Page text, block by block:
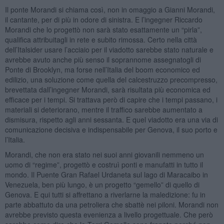
Il ponte Morandi si chiama così, non in omaggio a Gianni Morandi,
il cantante, per di più in odore di sinistra. E l’ingegner Riccardo
Morandi che lo progettò non sarà stato esattamente un “pirla”,
qualifica attribuitagli in rete e subito rimossa. Certo nella città
dell’Italsider usare l’acciaio per il viadotto sarebbe stato naturale e
avrebbe avuto anche più senso il soprannome assegnatogli di
Ponte di Brooklyn, ma forse nell’Italia del boom economico ed
edilizio, una soluzione come quella del calcestruzzo precompresso,
brevettata dall’ingegner Morandi, sarà risultata più economica ed
efficace per i tempi. Si trattava però di capire che i tempi passano, i
materiali si deteriorano, mentre il traffico sarebbe aumentato a
dismisura, rispetto agli anni sessanta. E quel viadotto era una via di
comunicazione decisiva e indispensabile per Genova, il suo porto e
l’Italia.
Morandi, che non era stato nei suoi anni giovanili nemmeno un
uomo di “regime”, progettò e costruì ponti e manufatti in tutto il
mondo. Il Puente Gran Rafael Urdaneta sul lago di Maracaibo in
Venezuela, ben più lungo, è un progetto “gemello” di quello di
Genova. E qui tutti si affrettano a riverlarne la maledizione: fu in
parte abbattuto da una petroliera che sbattè nei piloni. Morandi non
avrebbe previsto questa evenienza a livello progettuale. Che però